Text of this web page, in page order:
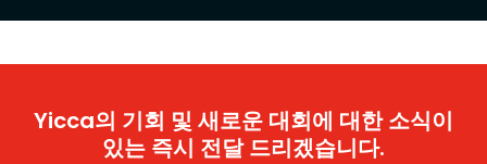
Yicca의 기회 및 새로운 대회에 대한 소식이
있는 즉시 전달 드리겠습니다.